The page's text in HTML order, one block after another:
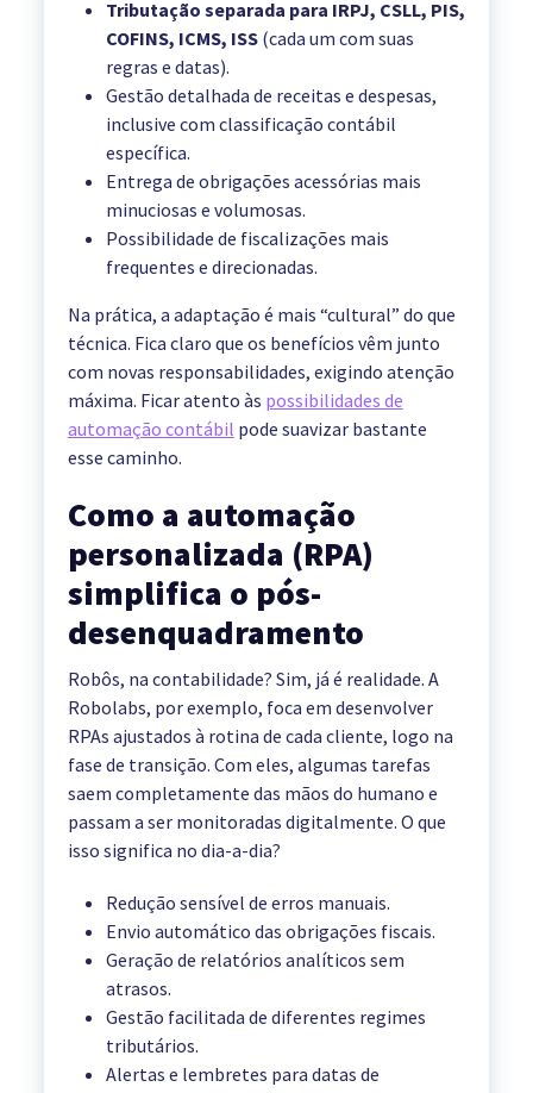
Tributação separada para IRPJ, CSLL, PIS,
COFINS, ICMS, ISS(cada um com suas
regras e datas).
Gestão detalhada de receitas e despesas,
inclusive com classificação contábil
específica.
Entrega de obrigações acessórias mais
minuciosas e volumosas.
Possibilidade de fiscalizações mais
frequentes e direcionadas.
Na prática, a adaptação é mais “cultural” do que
técnica. Fica claro que os benefícios vêm junto
com novas responsabilidades, exigindo atenção
máxima. Ficar atento às possibilidades de
automação contábil pode suavizar bastante
esse caminho.
Como a automação
personalizada (RPA)
simplifica o pós-
desenquadramento
Robôs, na contabilidade? Sim, já é realidade. A
Robolabs, por exemplo, foca em desenvolver
RPAs ajustados à rotina de cada cliente, logo na
fase de transição. Com eles, algumas tarefas
saem completamente das mãos do humano e
passam a ser monitoradas digitalmente. O que
isso significa no dia-a-dia?
Redução sensível de erros manuais.
Envio automático das obrigações fiscais.
Geração de relatórios analíticos sem
atrasos.
Gestão facilitada de diferentes regimes
tributários.
Alertas e lembretes para datas de